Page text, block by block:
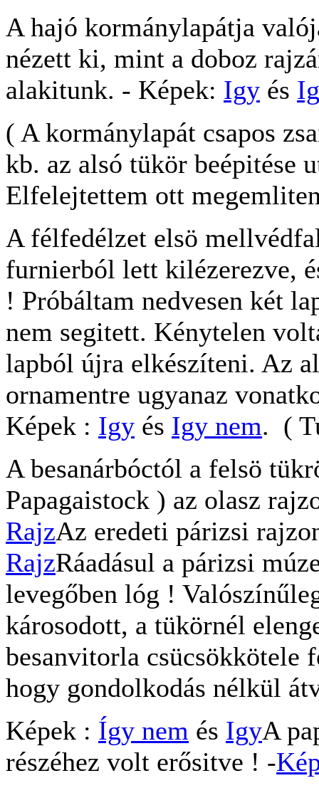
A hajó kormánylapátja
nézett ki, mint a doboz
alakitunk. - Képek: Igy és
( A kormánylapát csapos
kb. az alsó tükör beépitése
Elfelejtettem ott
A félfedélzet elsö
furnierból lett kilézerezve,
! Próbáltam nedvesen két
nem segitett. Kénytelen
lapból újra elkészíteni. Az
ornamentre ugyanaz
Képek : Igy és Igy nem. (
A besanárbóctól a felsö
Papagaistock ) az olasz
RajzAz eredeti párizsi
RajzRáadásul a párizsi
levegőben lóg !
károsodott, a tükörnél
besanvitorla csücsökkötele
hogy gondolkodás nélkül
Képek : Így nem és IgyA
részéhez volt erősitve ! -